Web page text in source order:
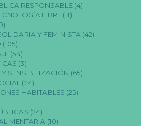
RESPONSABLE(4)
LIBRE(11)
Y FEMINISTA (42)
(105)
(54)
(3)
SENSIBILIZACIÓN (65)
(24)
HABITABLES (25)
(24)
(10)